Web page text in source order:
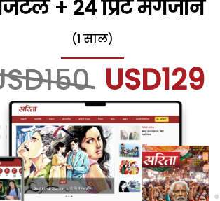
+ 24 प्रिंट मैगजीन
(1 साल)
USD129